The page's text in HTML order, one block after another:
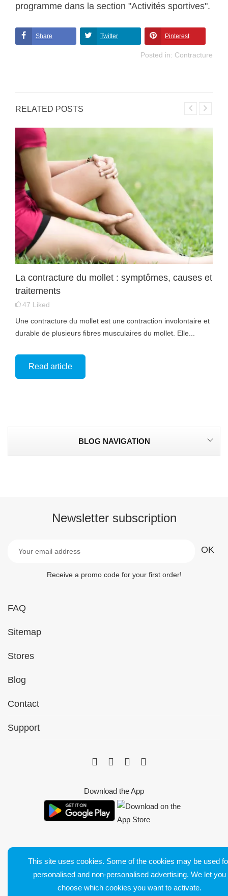
programme dans la section "Activités sportives".
Share Twitter Pinterest
Posted in: Contracture
RELATED POSTS
La contracture du mollet : symptômes, causes et
traitements
47 Liked
Une contracture du mollet est une contraction involontaire et
durable de plusieurs fibres musculaires du mollet. Elle...
Read article
BLOG NAVIGATION
Newsletter subscription
Receive a promo code for your first order!
FAQ
Sitemap
Stores
Blog
Contact
Support
Download the App
Terms of Sales
Legal Notice
This site uses cookies. Some of the cookies may be used
personalised and non-personalised advertising. We let you
choose which cookies you want to activate.